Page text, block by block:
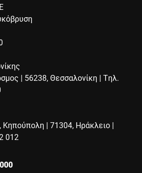
| 56238, Θεσσαλονίκη | Τηλ.
| 71304, Ηράκλειο |
012